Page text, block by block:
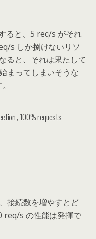
ると、5 req/s がそれ
s しか捌けないリソ
ると、それは果たして
まってしまいそうな
, 100% requests
接続数を増やすとど
req/s の性能は発揮で